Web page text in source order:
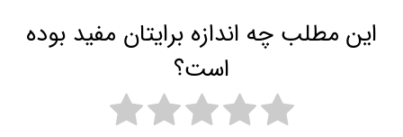
این مطلب چه اندازه برایتان مفید بوده
است؟